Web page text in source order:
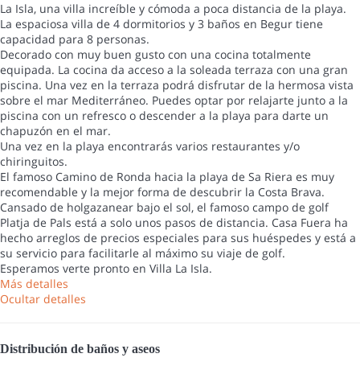
La Isla, una villa increíble y cómoda a poca distancia de la playa.
La espaciosa villa de 4 dormitorios y 3 baños en Begur tiene
capacidad para 8 personas.
Decorado con muy buen gusto con una cocina totalmente
equipada. La cocina da acceso a la soleada terraza con una gran
piscina. Una vez en la terraza podrá disfrutar de la hermosa vista
sobre el mar Mediterráneo. Puedes optar por relajarte junto a la
piscina con un refresco o descender a la playa para darte un
chapuzón en el mar.
Una vez en la playa encontrarás varios restaurantes y/o
chiringuitos.
El famoso Camino de Ronda hacia la playa de Sa Riera es muy
recomendable y la mejor forma de descubrir la Costa Brava.
Cansado de holgazanear bajo el sol, el famoso campo de golf
Platja de Pals está a solo unos pasos de distancia. Casa Fuera ha
hecho arreglos de precios especiales para sus huéspedes y está a
su servicio para facilitarle al máximo su viaje de golf.
Esperamos verte pronto en Villa La Isla.
Más detalles
Ocultar detalles
Distribución de baños y aseos